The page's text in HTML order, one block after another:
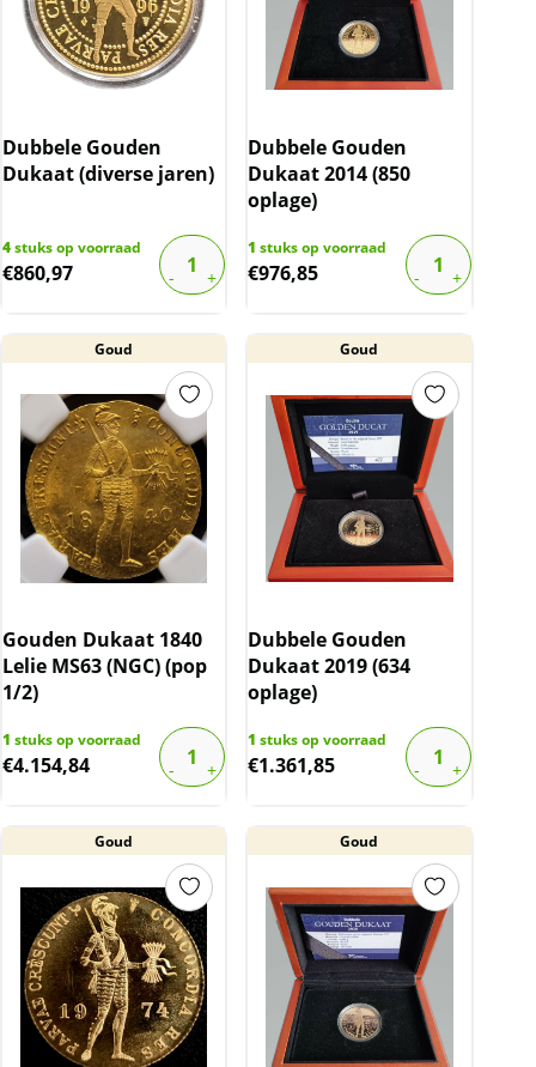
Dubbele Gouden
Dukaat (diverse jaren)
4stuks op voorraad
€860,97
Dubbele Gouden
Dukaat 2014 (850
oplage)
1 stuks op voorraad
€976,85
Goud
Gouden Dukaat 1840
Lelie MS63 (NGC) (pop
1/2)
1 stuks op voorraad
€4.154,84
Goud
Dubbele Gouden
Dukaat 2019 (634
oplage)
1 stuks op voorraad
€1.361,85
Goud Goud